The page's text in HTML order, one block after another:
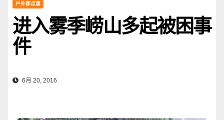
户外那点事
进入雾季崂山多起被困事
件
6月 20, 2016